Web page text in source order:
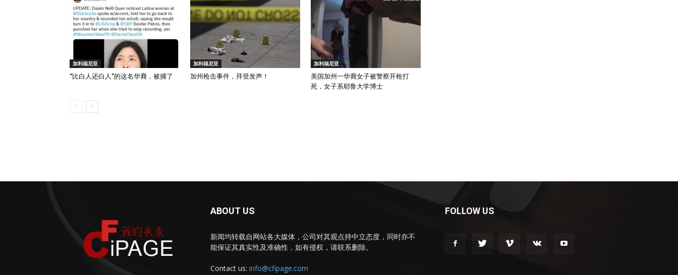
加利福尼亚
“比白人还白人”的这名华裔，被捕了
加利福尼亚
加州枪击事件，拜登发声！
加利福尼亚
美国加州一华裔女子被警察开枪打
死，女子系耶鲁大学博士
ABOUT US
新闻均转载自网站各大媒体，公司对其观点持中立态度，同时亦不
能保证其真实性及准确性，如有侵权，请联系删除。
Contact us: info@cfipage.com
FOLLOW US